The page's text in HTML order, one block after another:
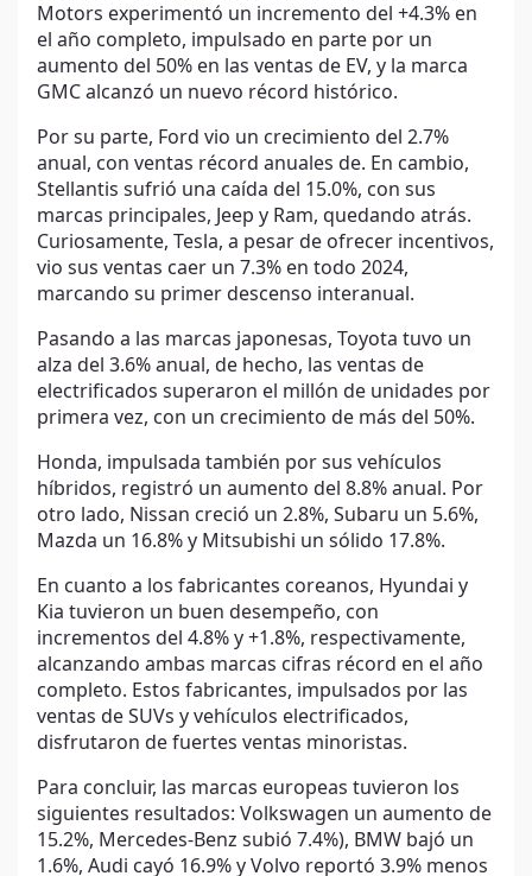
Motors experimentó un incremento del +4.3% en
el año completo, impulsado en parte por un
aumento del 50% en las ventas de EV, y la marca
GMC alcanzó un nuevo récord histórico.
Por su parte, Ford vio un crecimiento del 2.7%
anual, con ventas récord anuales de. En cambio,
Stellantis sufrió una caída del 15.0%, con sus
marcas principales, Jeep y Ram, quedando atrás.
Curiosamente, Tesla, a pesar de ofrecer incentivos,
vio sus ventas caer un 7.3% en todo 2024,
marcando su primer descenso interanual.
Pasando a las marcas japonesas, Toyota tuvo un
alza del 3.6% anual, de hecho, las ventas de
electrificados superaron el millón de unidades por
primera vez, con un crecimiento de más del 50%.
Honda, impulsada también por sus vehículos
híbridos, registró un aumento del 8.8% anual. Por
otro lado, Nissan creció un 2.8%, Subaru un 5.6%,
Mazda un 16.8% y Mitsubishi un sólido 17.8%.
En cuanto a los fabricantes coreanos, Hyundai y
Kia tuvieron un buen desempeño, con
incrementos del 4.8% y +1.8%, respectivamente,
alcanzando ambas marcas cifras récord en el año
completo. Estos fabricantes, impulsados por las
ventas de SUVs y vehículos electrificados,
disfrutaron de fuertes ventas minoristas.
Para concluir, las marcas europeas tuvieron los
siguientes resultados: Volkswagen un aumento de
15.2%, Mercedes-Benz subió 7.4%), BMW bajó un
1.6%, Audi cayó 16.9% y Volvo reportó 3.9% menos